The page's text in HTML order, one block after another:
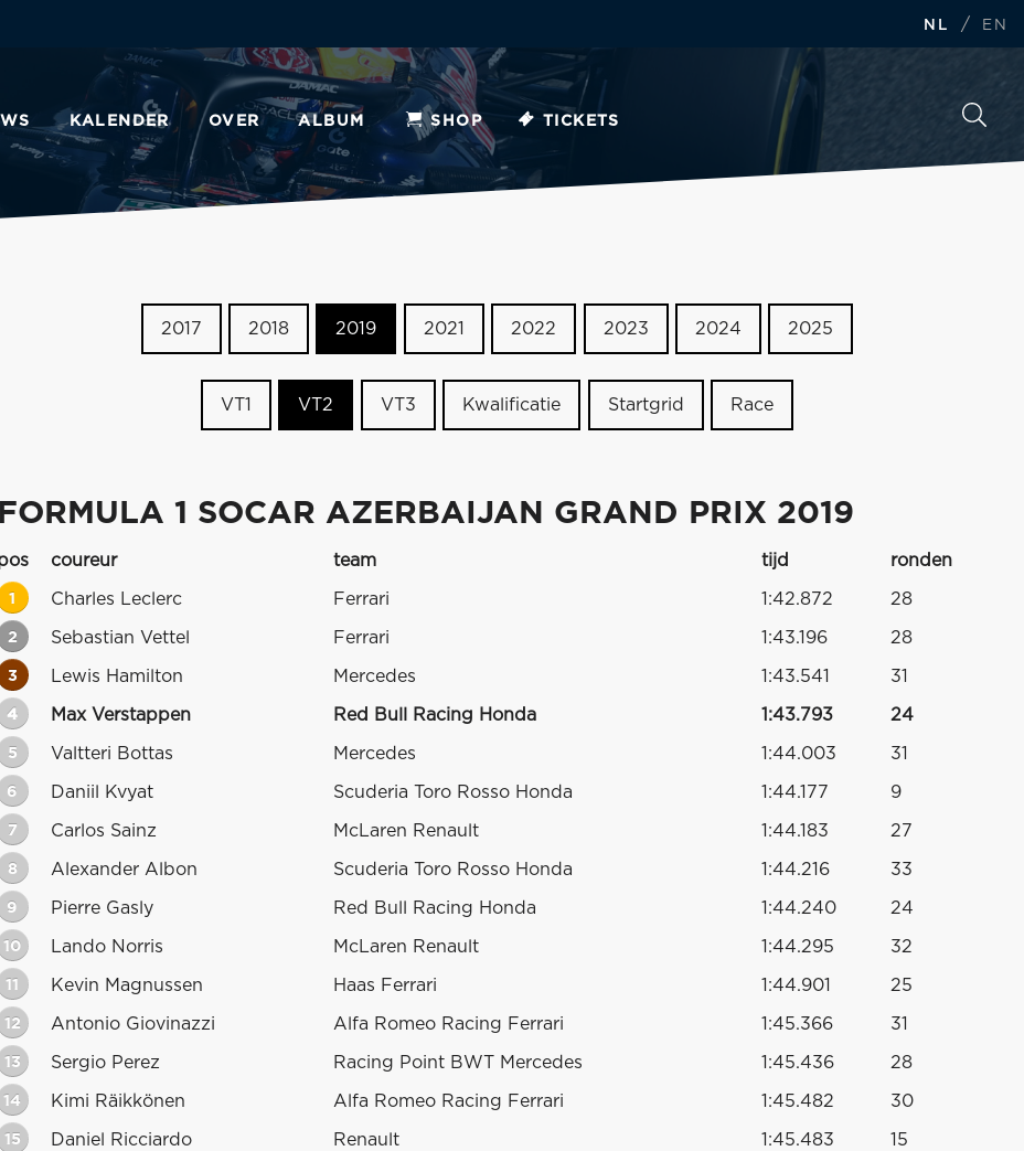
NL / EN
KALENDER OVER ALBUM SHOP TICKETS
2017 2018 2019 2021 2022 2023 2024 2025
VT1 VT2 VT3 Kwalificatie Startgrid Race
FORMULA 1 SOCAR AZERBAIJAN GRAND PRIX 2019
coureur team tijd ronden
1 Charles Leclerc Ferrari 1:42.872 28
2 Sebastian Vettel Ferrari 1:43.196 28
3 Lewis Hamilton Mercedes 1:43.541 31
4 Max Verstappen Red Bull Racing Honda 1:43.793 24
5 Valtteri Bottas Mercedes 1:44.003 31
6 Daniil Kvyat Scuderia Toro Rosso Honda 1:44.177 9
7 Carlos Sainz McLaren Renault 1:44.183 27
8 Alexander Albon Scuderia Toro Rosso Honda 1:44.216 33
9 Pierre Gasly Red Bull Racing Honda 1:44.240 24
10 Lando Norris McLaren Renault 1:44.295 32
11 Kevin Magnussen Haas Ferrari 1:44.901 25
12 Antonio Giovinazzi Alfa Romeo Racing Ferrari 1:45.366 31
13 Sergio Perez Racing Point BWT Mercedes 1:45.436 28
14 Kimi Räikkönen Alfa Romeo Racing Ferrari 1:45.482 30
15 Daniel Ricciardo Renault 1:45.483 15